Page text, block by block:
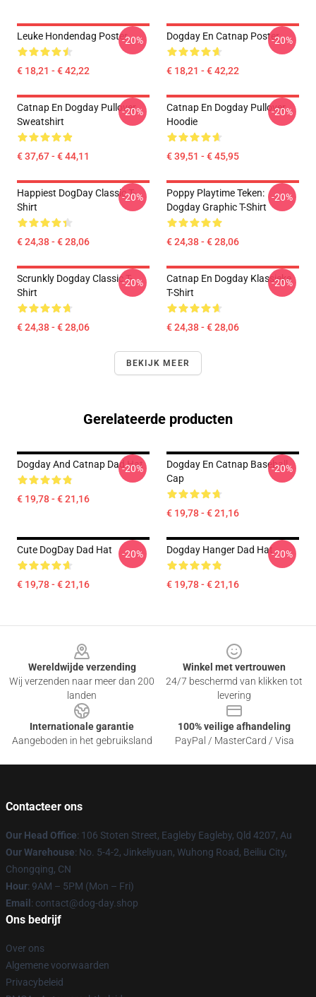
Leuke Hondendag Poster
€ 18,21 - € 42,22
-20% Dogday En Catnap Poster
€ 18,21 - € 42,22
-20%
Catnap En Dogday Pullover
Sweatshirt
€ 37,67 - € 44,11
-20%
Catnap En Dogday Pullover
Hoodie
€ 39,51 - € 45,95
-20%
Happiest DogDay Classic T-
Shirt
€ 24,38 - € 28,06
-20%
Poppy Playtime Teken:
Dogday Graphic T-Shirt
€ 24,38 - € 28,06
-20%
Scrunkly Dogday Classic T-
Shirt
€ 24,38 - € 28,06
-20%
Catnap En Dogday Klassieke
T-Shirt
€ 24,38 - € 28,06
-20%
BEKIJK MEER
Gerelateerde producten
Dogday And Catnap Dad Hat
€ 19,78 - € 21,16
-20%
Dogday En Catnap Baseball
Cap
€ 19,78 - € 21,16
-20%
Cute DogDay Dad Hat
€ 19,78 - € 21,16
-20% Dogday Hanger Dad Hat
€ 19,78 - € 21,16
-20%
Wereldwijde verzending
Wij verzenden naar meer dan 200
landen
Winkel met vertrouwen
24/7 beschermd van klikken tot
levering
Internationale garantie
Aangeboden in het gebruiksland
100% veilige afhandeling
PayPal / MasterCard / Visa
Contacteer ons
Our Head Office: 106 Stoten Street, Eagleby Eagleby, Qld 4207, Au
Our Warehouse: No. 5-4-2, Jinkeliyuan, Wuhong Road, Beiliu City,
Chongqing, CN
Hour: 9AM – 5PM (Mon – Fri)
Email : contact@dog-day.shop
Ons bedrijf
Over ons
Algemene voorwaarden
Privacybeleid